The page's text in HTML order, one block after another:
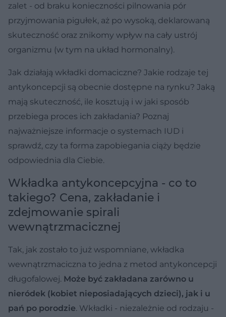
zalet - od braku konieczności pilnowania pór
przyjmowania pigułek, aż po wysoką, deklarowaną
skuteczność oraz znikomy wpływ na cały ustrój
organizmu (w tym na układ hormonalny).
Jak działają wkładki domaciczne? Jakie rodzaje tej
antykoncepcji są obecnie dostępne na rynku? Jaką
mają skuteczność, ile kosztują i w jaki sposób
przebiega proces ich zakładania? Poznaj
najważniejsze informacje o systemach IUD i
sprawdź, czy ta forma zapobiegania ciąży będzie
odpowiednia dla Ciebie.
Wkładka antykoncepcyjna - co to
takiego? Cena, zakładanie i
zdejmowanie spirali
wewnątrzmacicznej
Tak, jak zostało to już wspomniane, wkładka
wewnątrzmaciczna to jedna z metod antykoncepcji
długofalowej. Może być zakładana zarówno u
nieródek (kobiet nieposiadających dzieci), jak i u
pań po porodzie. Wkładki - niezależnie od rodzaju -